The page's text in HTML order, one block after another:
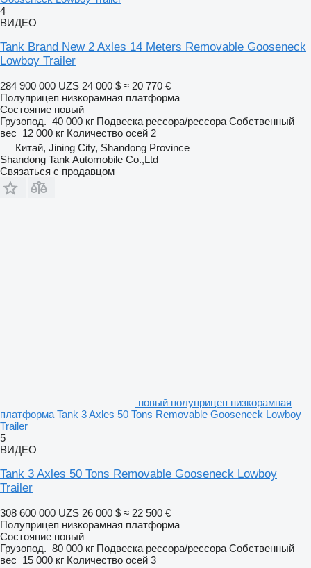
4
ВИДЕО
Tank Brand New 2 Axles 14 Meters Removable Gooseneck
Lowboy Trailer
284 900 000 UZS 24 000 $ ≈ 20 770 €
Полуприцеп низкорамная платформа
Состояние новый
Грузопод. 40 000 кг Подвеска рессора/рессора Собственный
вес 12 000 кг Количество осей 2
Китай, Jining City, Shandong Province
Shandong Tank Automobile Co.,Ltd
Связаться с продавцом
новый полуприцеп низкорамная
платформа Tank 3 Axles 50 Tons Removable Gooseneck Lowboy
Trailer
5
ВИДЕО
Tank 3 Axles 50 Tons Removable Gooseneck Lowboy
Trailer
308 600 000 UZS 26 000 $ ≈ 22 500 €
Полуприцеп низкорамная платформа
Состояние новый
Грузопод. 80 000 кг Подвеска рессора/рессора Собственный
вес 15 000 кг Количество осей 3